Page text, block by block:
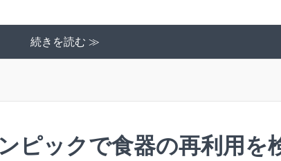
続きを読む ≫
ピックで食器の再利用を